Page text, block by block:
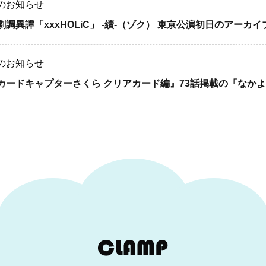
お知らせ
調異譚「xxxHOLiC」 -續-（ゾク） 東京公演初日のアーカイ
お知らせ
ードキャプターさくら クリアカード編』73話掲載の「なか